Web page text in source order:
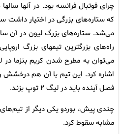
چرای فوتبال فرانسه بود. در آنها
که ستاره‌های بزرگی در اختیار داشت
می‌شد. ستاره‌های بزرگ لیون در آن
راه‌های بزرگترین تیمهای بزرگ
می‌توان به مطرح شدن کریم بنزما در
اشاره کرد. این تیم با آن هم درخشش و
فصل آینده باید در لیگ ۲ توپ بزند. ‌
چندی پیش، بوردو یکی دیگر از
مشابه سقوط کرد.